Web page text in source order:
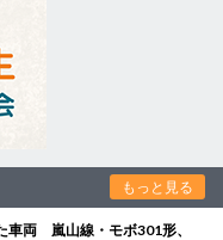
もっと見る
車両 嵐山線・モボ301形、